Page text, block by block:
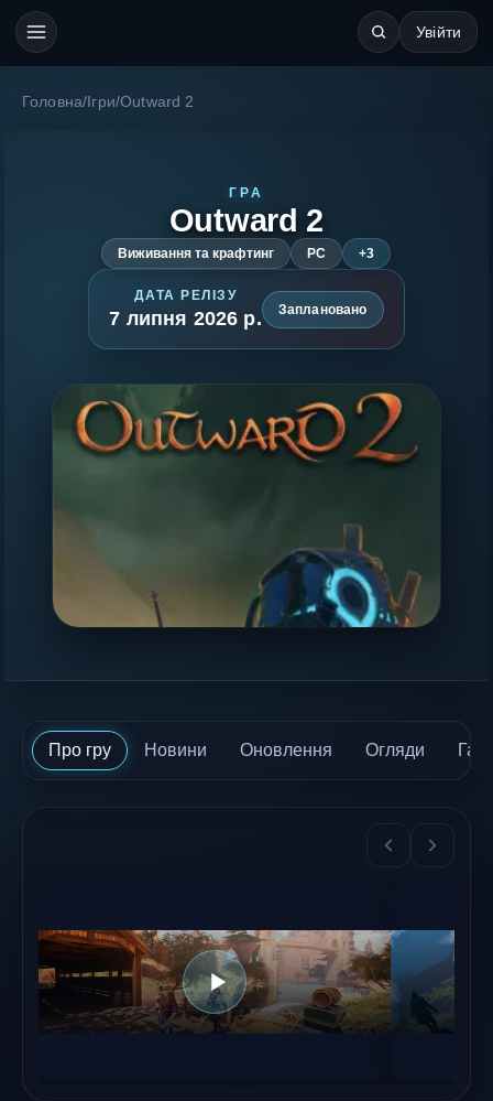
Увійти
Головна/ Ігри/Outward 2
ГРА
Outward 2
Виживання та крафтинг PC +3
ДАТА РЕЛІЗУ
7 липня 2026 р. Заплановано
Про гру Новини Оновлення Огляди